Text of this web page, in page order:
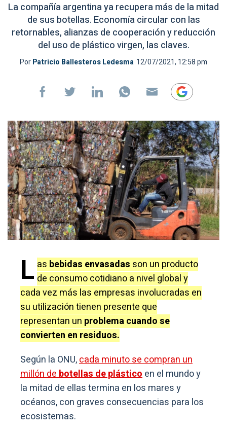
La compañía argentina ya recupera más de la mitad
de sus botellas. Economía circular con las
retornables, alianzas de cooperación y reducción
del uso de plástico virgen, las claves.
PorPatricio Ballesteros Ledesma 12/07/2021, 12:58 pm
L as bebidas envasadas son un producto
de consumo cotidiano a nivel global y
cada vez más las empresas involucradas en
su utilización tienen presente que
representan un problema cuando se
convierten en residuos.
Según la ONU,cada minuto se compran un
millón debotellas de plásticoen el mundo y
la mitad de ellas termina en los mares y
océanos, con graves consecuencias para los
ecosistemas.